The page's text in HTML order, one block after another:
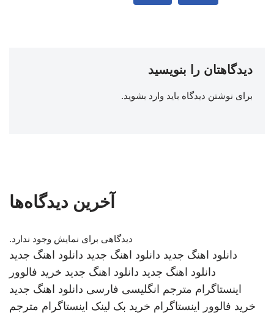
دیدگاهتان را بنویسید
برای نوشتن دیدگاه باید وارد بشوید.
آخرین دیدگاه‌ها
دیدگاهی برای نمایش وجود ندارد.
دانلود اهنگ جدید دانلود اهنگ جدید دانلود اهنگ جدید
دانلود اهنگ جدید دانلود اهنگ جدید خرید فالوور
اینستاگرام مترجم انگلیسی فارسی دانلود اهنگ جدید
خرید فالوور اینستاگرام خرید بک لینک اینستاگرام مترجم